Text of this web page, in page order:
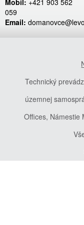
Mobil: +421 903 562
059
Email:
Technický
územnej
Offices, Námestie